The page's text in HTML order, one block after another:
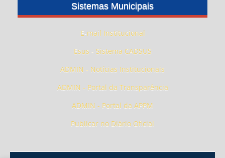
Sistemas Municipais
E-mail Institucional
Esus - Sistema CADSUS
ADMIN - Notícias Institucionais
ADMIN - Portal da Transparência
ADMIN - Portal da APPM
Publicar no Diário Oficial